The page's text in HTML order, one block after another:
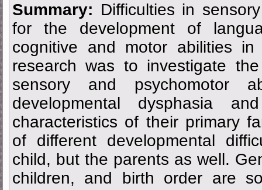
Summary: Difficulties in
for the development of
cognitive and motor abilities
research was to investigate
sensory and psychomotor
developmental dysphasia
characteristics of their primary
of different developmental
child, but the parents as well.
children, and birth order are